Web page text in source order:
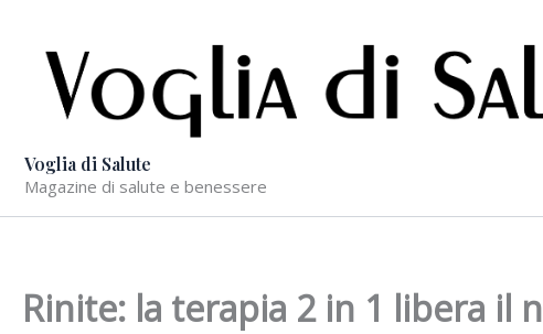
contenuto
Voglia di Salute
Magazine di salute e benessere
Rinite: la terapia 2 in 1 libera il